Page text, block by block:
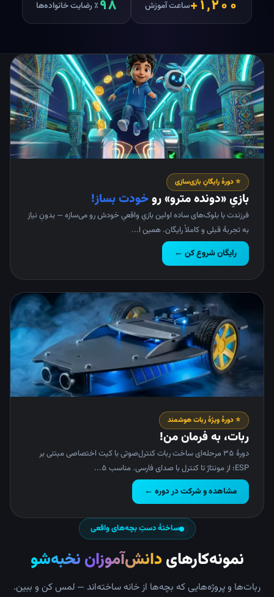
۱,۲۰۰+ ساعت آموزش ۹۸٪ رضایت خانواده‌ها
⭐ دورهٔ رایگانِ بازی‌سازی
بازیِ «دونده مترو» روخودت بساز!
فرزندت با بلوک‌های ساده اولین بازیِ واقعیِ خودش رو می‌سازه — بدونِ نیاز
به تجربهٔ قبلی و کاملاً رایگان. همین ا...
رایگان شروع کن ←
⭐ دورهٔ ویژهٔ ربات هوشمند
ربات، به فرمان من!
دورهٔ ۳۵ مرحله‌ای ساخت ربات کنترل‌صوتی با کیت اختصاصی مبتنی بر
ESP؛ از مونتاژ تا کنترل با صدای فارسی. مناسب ۵...
مشاهده و شرکت در دوره ←
ساختهٔ دستِ بچه‌های واقعی
نمونه‌کارهایدانش‌آموزان نخبه‌شو
ربات‌ها و پروژه‌هایی که بچه‌ها از خانه ساخته‌اند — لمس کن و ببین.